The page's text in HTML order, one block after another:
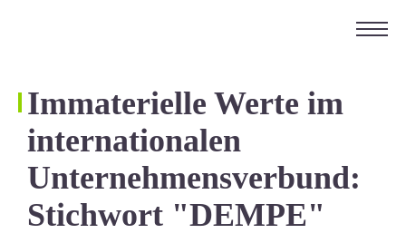
Immaterielle Werte im
internationalen
Unternehmensverbund:
Stichwort "DEMPE"
KONTAKT